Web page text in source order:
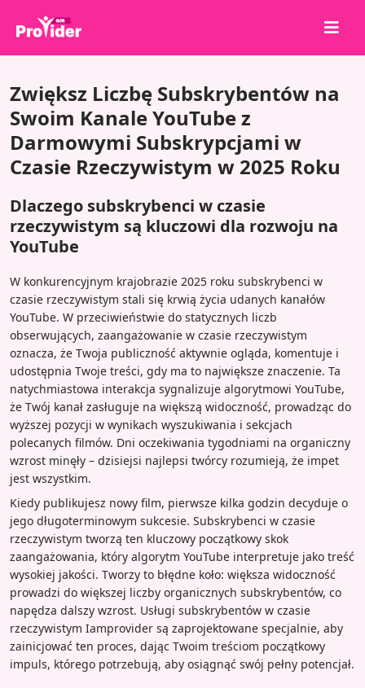
O nas
Zaloguj się
Zarejestruj się
Usługi
API
Warunki
Blog
Zwiększ Liczbę Subskrybentów na
Swoim Kanale YouTube z
Darmowymi Subskrypcjami w
Czasie Rzeczywistym w 2025 Roku
Dlaczego subskrybenci w czasie
rzeczywistym są kluczowi dla rozwoju na
YouTube
W konkurencyjnym krajobrazie 2025 roku subskrybenci w
czasie rzeczywistym stali się krwią życia udanych kanałów
YouTube. W przeciwieństwie do statycznych liczb
obserwujących, zaangażowanie w czasie rzeczywistym
oznacza, że Twoja publiczność aktywnie ogląda, komentuje i
udostępnia Twoje treści, gdy ma to największe znaczenie. Ta
natychmiastowa interakcja sygnalizuje algorytmowi YouTube,
że Twój kanał zasługuje na większą widoczność, prowadząc do
wyższej pozycji w wynikach wyszukiwania i sekcjach
polecanych filmów. Dni oczekiwania tygodniami na organiczny
wzrost minęły – dzisiejsi najlepsi twórcy rozumieją, że impet
jest wszystkim.
Kiedy publikujesz nowy film, pierwsze kilka godzin decyduje o
jego długoterminowym sukcesie. Subskrybenci w czasie
rzeczywistym tworzą ten kluczowy początkowy skok
zaangażowania, który algorytm YouTube interpretuje jako treść
wysokiej jakości. Tworzy to błędne koło: większa widoczność
prowadzi do większej liczby organicznych subskrybentów, co
napędza dalszy wzrost. Usługi subskrybentów w czasie
rzeczywistym Iamprovider są zaprojektowane specjalnie, aby
zainicjować ten proces, dając Twoim treściom początkowy
impuls, którego potrzebują, aby osiągnąć swój pełny potencjał.